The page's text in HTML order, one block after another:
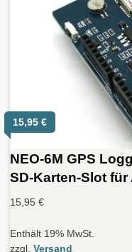
15,95 €
NEO-6M GPS
SD-Karten-Slot
15,95 €
Enthält 19% MwSt.
zzgl. Versand